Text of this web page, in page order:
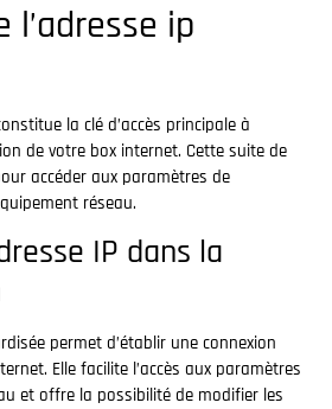
l’adresse ip
la clé d’accès principale à
de votre box internet. Cette suite de
accéder aux paramètres de
réseau.
IP dans la
permet d’établir une connexion
Elle facilite l’accès aux paramètres
et offre la possibilité de modifier les